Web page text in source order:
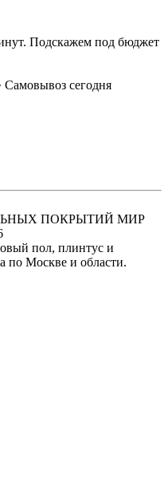
Подскажем под бюджет
Самовывоз сегодня
ПОКРЫТИЙ МИР
пол, плинтус и
по Москве и области.